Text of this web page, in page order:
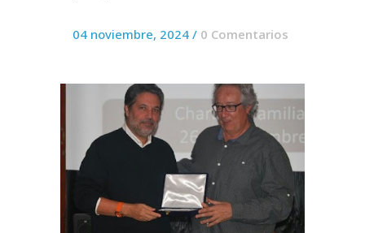
04 noviembre, 2024 / 0 Comentarios